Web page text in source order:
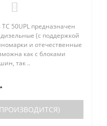
50UPL предназначен
(с поддержкой
и отечественные
как с блоками
так ..